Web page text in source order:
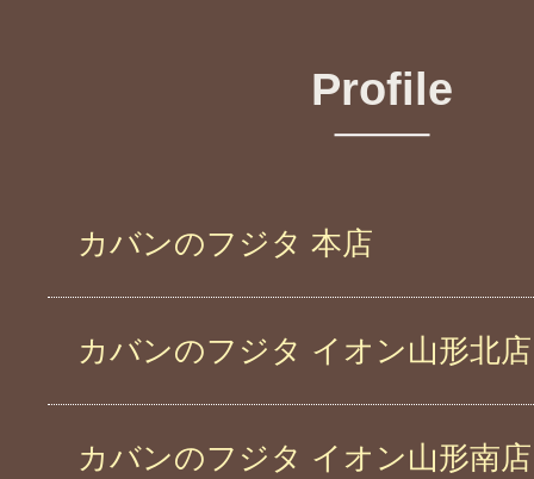
Profile
カバンのフジタ 本店
カバンのフジタ イオン山形北店
カバンのフジタ イオン山形南店